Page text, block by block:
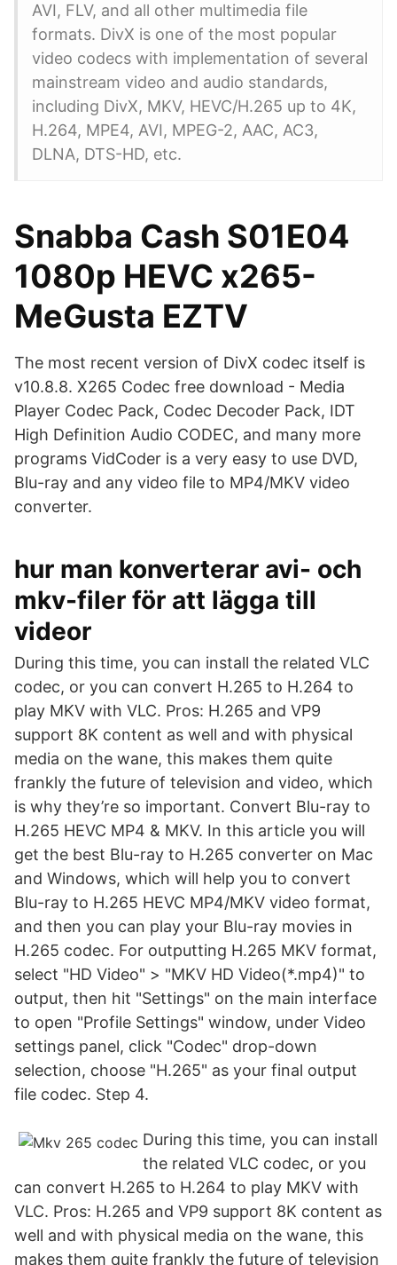
AVI, FLV, and all other multimedia file
formats. DivX is one of the most popular
video codecs with implementation of several
mainstream video and audio standards,
including DivX, MKV, HEVC/H.265 up to 4K,
H.264, MPE4, AVI, MPEG-2, AAC, AC3,
DLNA, DTS-HD, etc.
Snabba Cash S01E04
1080p HEVC x265-
MeGusta EZTV
The most recent version of DivX codec itself is
v10.8.8. X265 Codec free download - Media
Player Codec Pack, Codec Decoder Pack, IDT
High Definition Audio CODEC, and many more
programs VidCoder is a very easy to use DVD,
Blu-ray and any video file to MP4/MKV video
converter.
hur man konverterar avi- och
mkv-filer för att lägga till
videor
During this time, you can install the related VLC
codec, or you can convert H.265 to H.264 to
play MKV with VLC. Pros: H.265 and VP9
support 8K content as well and with physical
media on the wane, this makes them quite
frankly the future of television and video, which
is why they’re so important. Convert Blu-ray to
H.265 HEVC MP4 & MKV. In this article you will
get the best Blu-ray to H.265 converter on Mac
and Windows, which will help you to convert
Blu-ray to H.265 HEVC MP4/MKV video format,
and then you can play your Blu-ray movies in
H.265 codec. For outputting H.265 MKV format,
select "HD Video" > "MKV HD Video(*.mp4)" to
output, then hit "Settings" on the main interface
to open "Profile Settings" window, under Video
settings panel, click "Codec" drop-down
selection, choose "H.265" as your final output
file codec. Step 4.
During this time, you can install
the related VLC codec, or you
can convert H.265 to H.264 to play MKV with
VLC. Pros: H.265 and VP9 support 8K content as
well and with physical media on the wane, this
makes them quite frankly the future of television